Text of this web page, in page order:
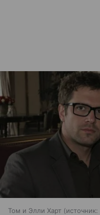
Том и Элли Харт источник: